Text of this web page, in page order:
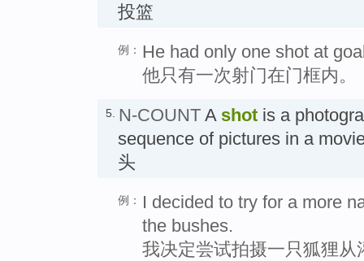
投篮
例： He had only one shot at
他只有一次射门在门框内。
5. N-COUNT A shot is a
sequence of pictures in a
头
例：
I decided to try for a more
the bushes.
我决定尝试拍摄一只狐狸